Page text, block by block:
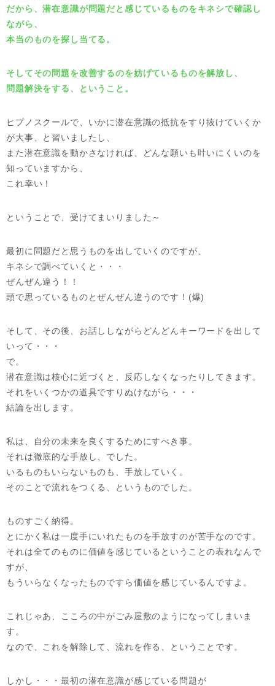
だから、潜在意識が問題だと感じているものをキネシで確認し
ながら、
本当のものを探し当てる。
そしてその問題を改善するのを妨げているものを解放し、
問題解決をする、ということ。
ヒプノスクールで、いかに潜在意識の抵抗をすり抜けていくか
が大事、と習いましたし、
また潜在意識を動かさなければ、どんな願いも叶いにくいのを
知っていますから、
これ幸い！
ということで、受けてまいりました～
最初に問題だと思うものを出していくのですが、
キネシで調べていくと・・・
ぜんぜん違う！！
頭で思っているものとぜんぜん違うのです！(爆)
そして、その後、お話ししながらどんどんキーワードを出して
いって・・・
で。
潜在意識は核心に近づくと、反応しなくなったりしてきます。
それをいくつかの道具ですりぬけながら・・・
結論を出します。
私は、自分の未来を良くするためにすべき事。
それは徹底的な手放し、でした。
いるものもいらないものも、手放していく。
そのことで流れをつくる、というものでした。
ものすごく納得。
とにかく私は一度手にいれたものを手放すのが苦手なのです。
それは全てのものに価値を感じているということの表れなんで
すが、
もういらなくなったものですら価値を感じているんですよ。
これじゃあ、こころの中がごみ屋敷のようになってしまいま
す。
なので、これを解除して、流れを作る、ということです。
しかし・・・最初の潜在意識が感じている問題が